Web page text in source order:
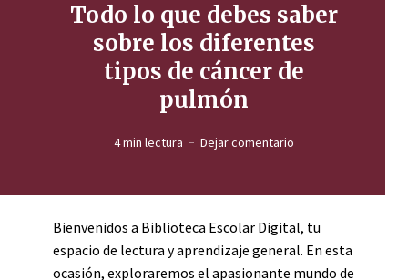
Todo lo que debes saber
sobre los diferentes
tipos de cáncer de
pulmón
4 min lectura Dejar comentario
Bienvenidos a Biblioteca Escolar Digital, tu
espacio de lectura y aprendizaje general. En esta
ocasión, exploraremos el apasionante mundo de